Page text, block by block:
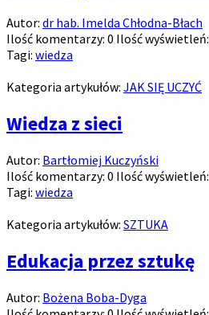
Autor: dr hab. Imelda Chłodna-Błach
Ilość komentarzy: 0 Ilość wyświetleń:
Tagi: wiedza
Kategoria artykułów: JAK SIĘ UCZYĆ
Wiedza z sieci
Autor: Bartłomiej Kuczyński
Ilość komentarzy: 0 Ilość wyświetleń:
Tagi: wiedza
Kategoria artykułów: SZTUKA
Edukacja przez sztukę
Autor: Bożena Boba-Dyga